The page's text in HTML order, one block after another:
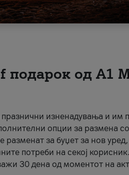
подарок од А1
празнични изненадувања и
опции за размена
разменат за буџет за нов
потреби на секој
30 дена од моментот на